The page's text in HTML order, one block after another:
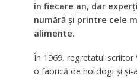
în fiecare an, dar
numără și printre cele
alimente.
În 1969, regretatul scriitor
o fabrică de hotdogi și și-